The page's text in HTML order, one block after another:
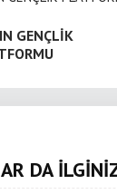
GENÇLİK
DA